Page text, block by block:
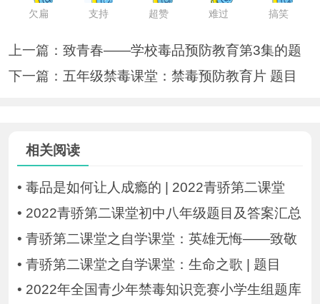
欠扁 支持 超赞 难过 搞笑
上一篇： 致青春——学校毒品预防教育第3集的题
下一篇： 五年级禁毒课堂：禁毒预防教育片 题目
相关阅读
• 毒品是如何让人成瘾的 | 2022青骄第二课堂
• 2022青骄第二课堂初中八年级题目及答案汇总
• 青骄第二课堂之自学课堂：英雄无悔——致敬
• 青骄第二课堂之自学课堂：生命之歌 | 题目
• 2022年全国青少年禁毒知识竞赛小学生组题库